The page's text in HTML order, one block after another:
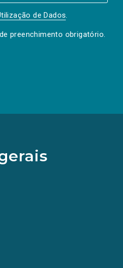
de Dados.
preenchimento obrigatório.